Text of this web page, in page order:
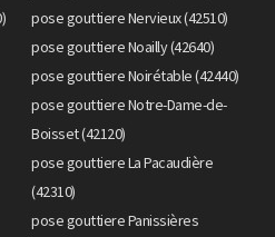
pose gouttiere Nervieux (42510)
pose gouttiere Noailly (42640)
pose gouttiere Noirétable (42440)
pose gouttiere Notre-Dame-de-
Boisset (42120)
pose gouttiere La Pacaudière
(42310)
pose gouttiere Panissières